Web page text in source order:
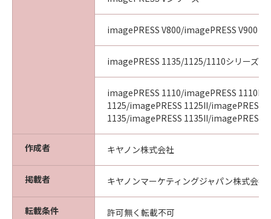
imagePRESS V800/imagePRESS V900
imagePRESS 1135/1125/1110シリーズ
imagePRESS 1110/imagePRESS 1110II/
1125/imagePRESS 1125II/imagePRESS
1135/imagePRESS 1135II/imagePRESS
作成者 キヤノン株式会社
掲載者 キヤノンマーケティングジャパン株式会社
転載条件 許可無く転載不可